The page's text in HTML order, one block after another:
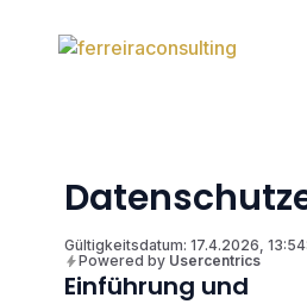
Gültigkeitsdatum: 17.4.2026,
Powered by Usercentrics
Einführung und